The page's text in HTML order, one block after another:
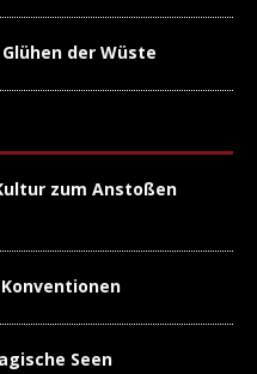
der Wüste
zum Anstoßen
Seen